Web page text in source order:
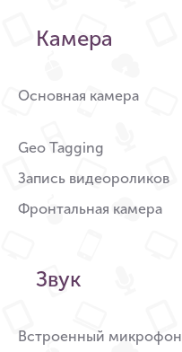
Камера
Основная камера
Geo Tagging
Запись видеороликов
Фронтальная камера
Звук
Встроенный микрофон